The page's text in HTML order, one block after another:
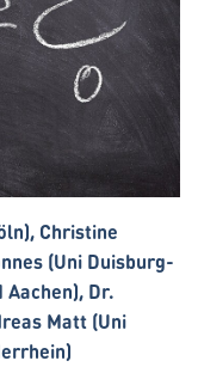
Christine
(Uni Duisburg-
Dr.
Matt (Uni